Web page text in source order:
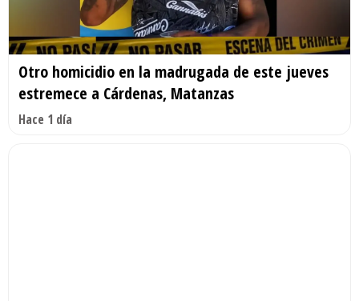
Otro homicidio en la madrugada de este jueves
estremece a Cárdenas, Matanzas
Hace 1 día